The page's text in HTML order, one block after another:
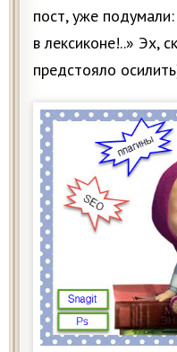
пост, уже
в лексиконе!..» Эх,
предстояло